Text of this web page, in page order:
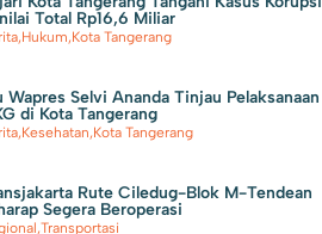
Total Rp16,6 Miliar
,Hukum,Kota Tangerang
Wapres Selvi Ananda Tinjau Pelaksanaan
di Kota Tangerang
,Kesehatan,Kota Tangerang
Rute Ciledug-Blok M-Tendean
Segera Beroperasi
,Transportasi